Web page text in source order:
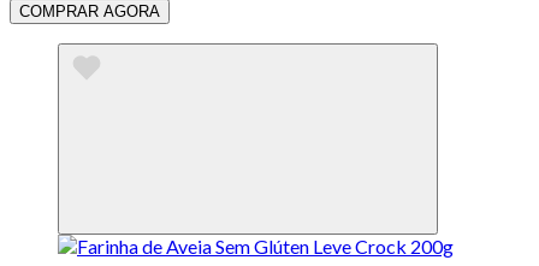
COMPRAR AGORA